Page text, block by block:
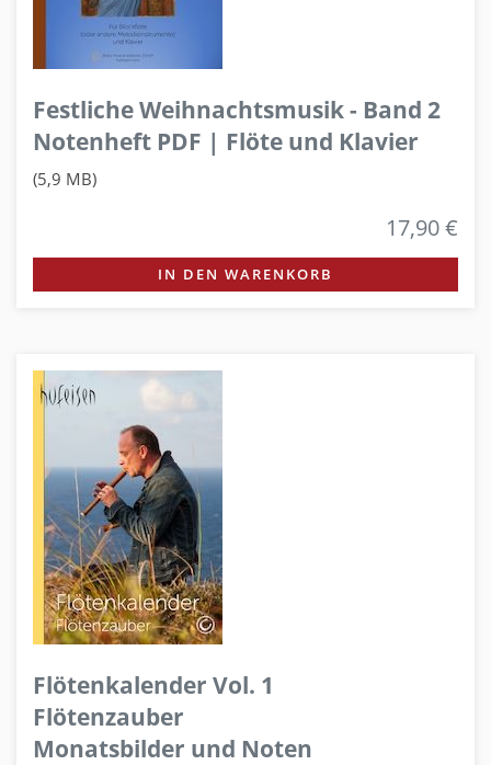
Festliche Weihnachtsmusik - Band 2
Notenheft PDF | Flöte und Klavier
(5,9 MB)
17,90 €
IN DEN WARENKORB
Flötenkalender Vol. 1
Flötenzauber
Monatsbilder und Noten